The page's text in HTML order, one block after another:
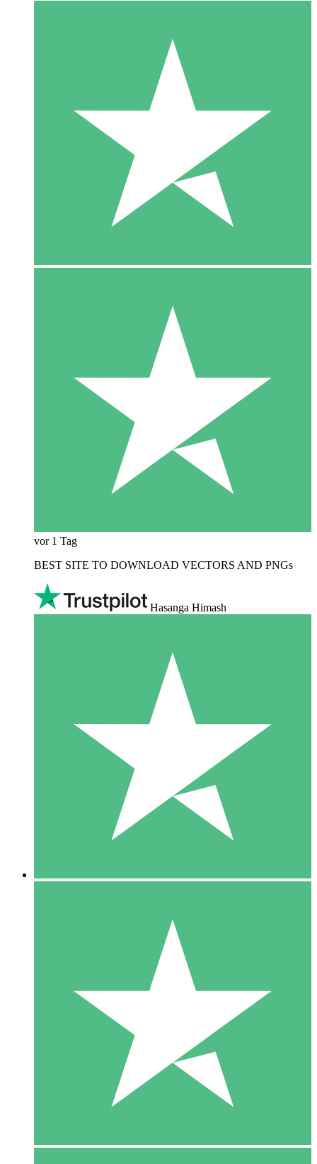
vor 1 Tag
BEST SITE TO DOWNLOAD VECTORS AND PNGs
Hasanga Himash